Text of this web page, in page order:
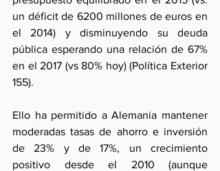
un déficit de 6200 millones de euros en
el 2014) y disminuyendo su deuda
pública esperando una relación de 67%
en el 2017 (vs 80% hoy) (Política Exterior
155).
Ello ha permitido a Alemania mantener
moderadas tasas de ahorro e inversión
de 23% y de 17%, un crecimiento
positivo desde el 2010 (aunque